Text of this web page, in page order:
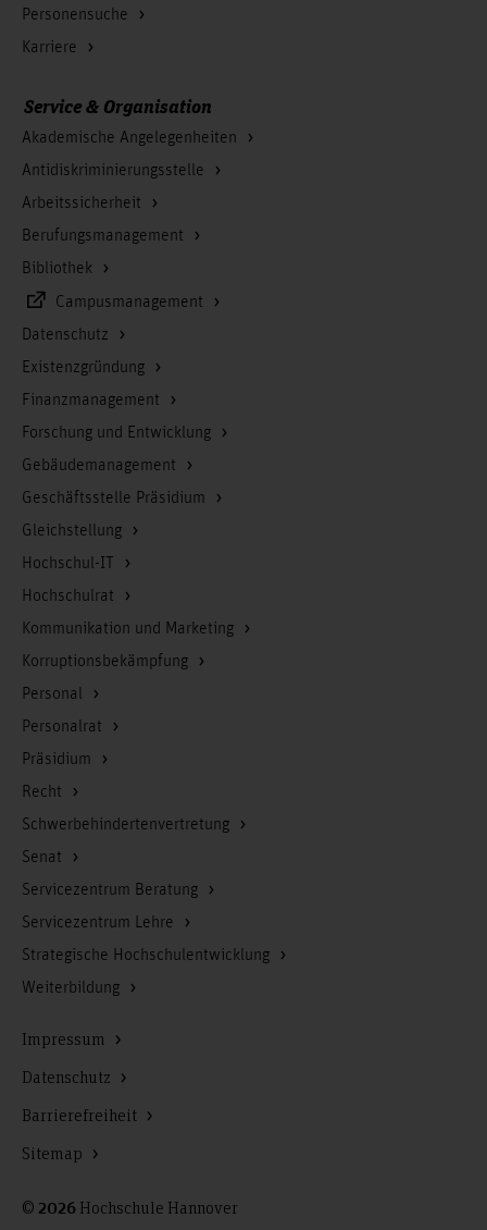
Personensuche
Karriere
Service & Organisation
Akademische Angelegenheiten
Antidiskriminierungsstelle
Arbeitssicherheit
Berufungsmanagement
Bibliothek
Campusmanagement
Datenschutz
Existenzgründung
Finanzmanagement
Forschung und Entwicklung
Gebäudemanagement
Geschäftsstelle Präsidium
Gleichstellung
Hochschul-IT
Hochschulrat
Kommunikation und Marketing
Korruptionsbekämpfung
Personal
Personalrat
Präsidium
Recht
Schwerbehindertenvertretung
Senat
Servicezentrum Beratung
Servicezentrum Lehre
Strategische Hochschulentwicklung
Weiterbildung
© 2026 Hochschule Hannover
Impressum
Datenschutz
Barrierefreiheit
Sitemap